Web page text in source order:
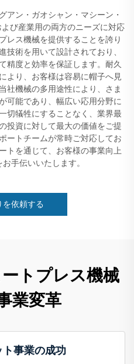
アン・ガオシャン・マシーン・
び産業用の両方のニーズに対応
レス機械を提供することを誇り
技術を用いて設計されており、
精度と効率を保証します。耐久
より、お客様は容易に帽子へ見
社機械の多用途性により、さま
可能であり、幅広い応用分野に
切犠牲にすることなく、業界最
投資に対して最大の価値をご提
ートチームが常時ご対応してお
トを通じて、お客様の事業向上
手伝いいたします。
を依頼する
トプレス機械
業変革
事業の成功